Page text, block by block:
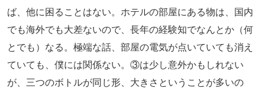
ば、他に困ることはない。ホテルの部屋にある物は、国内
でも海外でも大差ないので、長年の経験知でなんとか（何
とでも）なる。極端な話、部屋の電気が点いていても消え
ていても、僕には関係ない。③は少し意外かもしれない
が、三つのボトルが同じ形、大きさということが多いの